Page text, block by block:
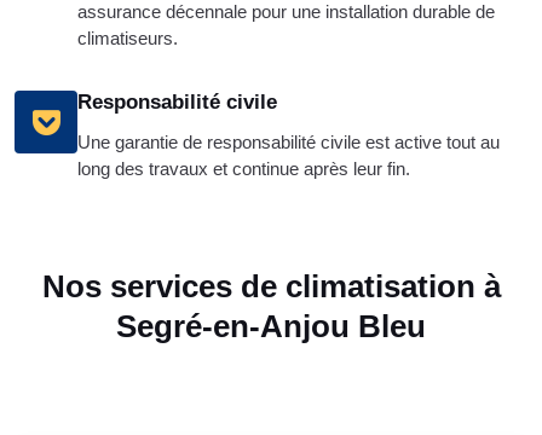
assurance décennale pour une installation durable de
climatiseurs.
Responsabilité civile
Une garantie de responsabilité civile est active tout au
long des travaux et continue après leur fin.
Nos services de climatisation à
Segré-en-Anjou Bleu